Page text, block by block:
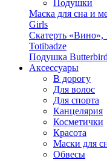
Подушки
Маска для сна и
Girls
Скатерть «Вино»,
Totibadze
Подушка Butterbird
Аксессуары
В дорогу
Для волос
Для спорта
Канцелярия
Косметички
Красота
Маски для
Обвесы